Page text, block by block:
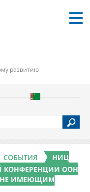
развитию
СОБЫТИЯ
НИЦ
КОНФЕРЕНЦИИ ООН
НЕ ИМЕЮЩИМ